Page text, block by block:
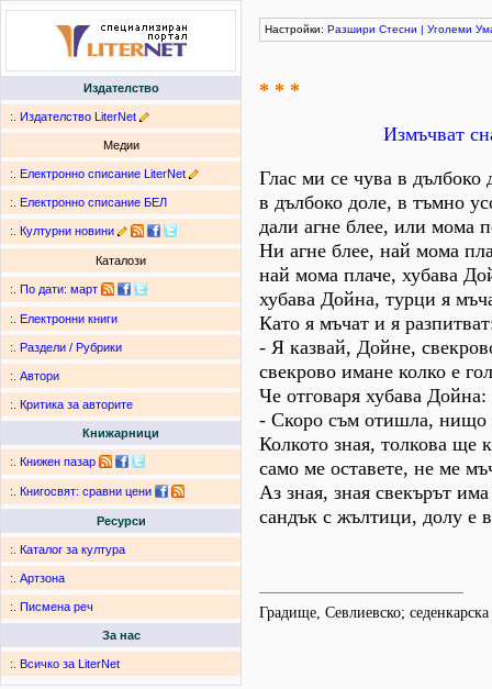
Издателство
:. Издателство LiterNet
Медии
:. Електронно списание LiterNet
:. Електронно списание БЕЛ
:. Културни новини
Каталози
:. По дати: март
:. Електронни книги
:. Раздели / Рубрики
:. Автори
:. Критика за авторите
Книжарници
:. Книжен пазар
:. Книгосвят: сравни цени
Ресурси
:. Каталог за култура
:. Артзона
:. Писмена реч
За нас
:. Всичко за LiterNet
Настройки: Разшири Стесни | Уголеми
* * *
Измъчват
Глас ми се чува в дълбоко
в дълбоко доле, в тъмно
дали агне блее, или мома
Ни агне блее, най мома
най мома плаче, хубава
хубава Дойна, турци я
Като я мъчат и я
- Я казвай, Дойне,
свекрово имане колко е
Че отговаря хубава Дойна:
- Скоро съм отишла, нищо
Колкото зная, толкова ще
само ме оставете, не ме
Аз зная, зная свекърът има
сандък с жълтици, долу е
Градище, Севлиевско;